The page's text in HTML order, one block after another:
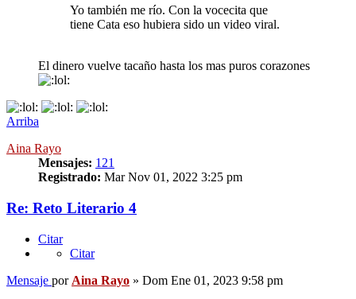
Yo también me río. Con la vocecita que
tiene Cata eso hubiera sido un video viral.
El dinero vuelve tacaño hasta los mas puros corazones
Arriba
Aina Rayo
Mensajes: 121
Registrado: Mar Nov 01, 2022 3:25 pm
Re: Reto Literario 4
Citar
Citar
Mensaje por Aina Rayo » Dom Ene 01, 2023 9:58 pm